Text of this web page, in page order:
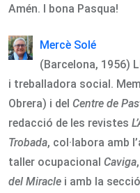
Amén. I bona Pasqua!
Mercè Solé
(Barcelona, 1956)
i treballadora social.
Obrera) i del Centre de
redacció de les revistes
Trobada, col·labora amb
taller ocupacional Caviga
del Miracle i amb la